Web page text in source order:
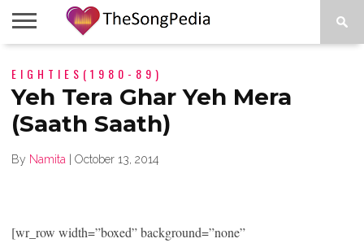
SONG
COLLECTIONS
STARTUPS
PEOPLE
SONGS
PRESS
ABOUT
EIGHTIES(1980-89)
Yeh Tera Ghar Yeh Mera
(Saath Saath)
By Namita October 13, 2014
[wr_row width=”boxed” background=”none”